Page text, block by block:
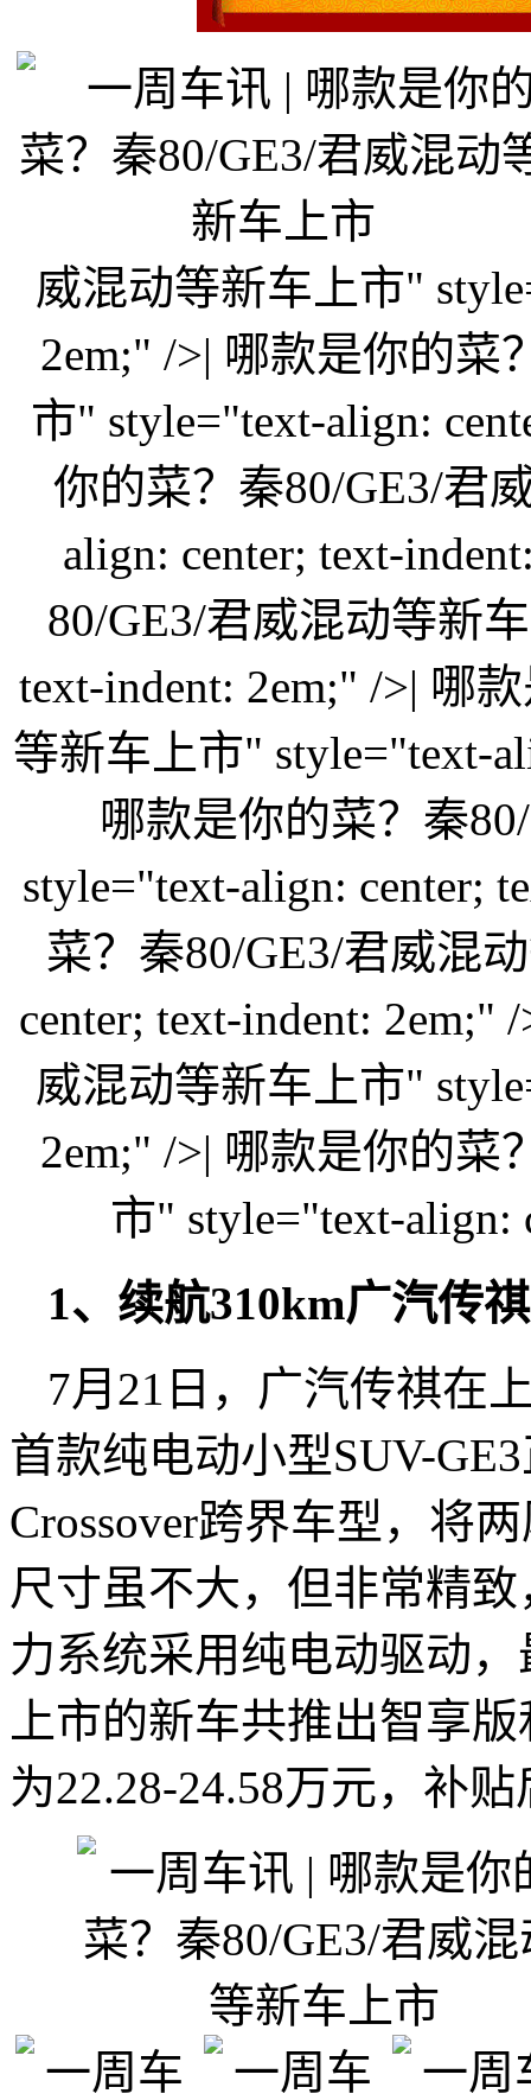
威混动等新车上市"
2em;" />| 哪款是你的菜
市" style="text-align:
你的菜？秦80/GE3/君
align: center; text-
80/GE3/君威混动等新
text-indent: 2em;" />| 哪
等新车上市" style="text-
哪款是你的菜？秦
style="text-align: center;
菜？秦80/GE3/君威混
center; text-indent:
威混动等新车上市"
2em;" />| 哪款是你的菜
市" style="text-align:
1、续航310km广汽传
7月21日，广汽传祺在
首款纯电动小型SUV-
Crossover跨界车型，将
尺寸虽不大，但非常精
力系统采用纯电动驱动
上市的新车共推出智享
为22.28-24.58万元，补